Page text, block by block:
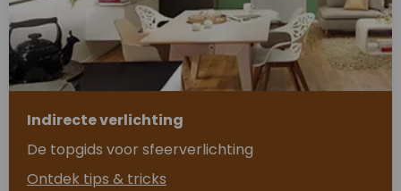
Indirecte verlichting
De topgids voor sfeerverlichting
Ontdek tips & tricks